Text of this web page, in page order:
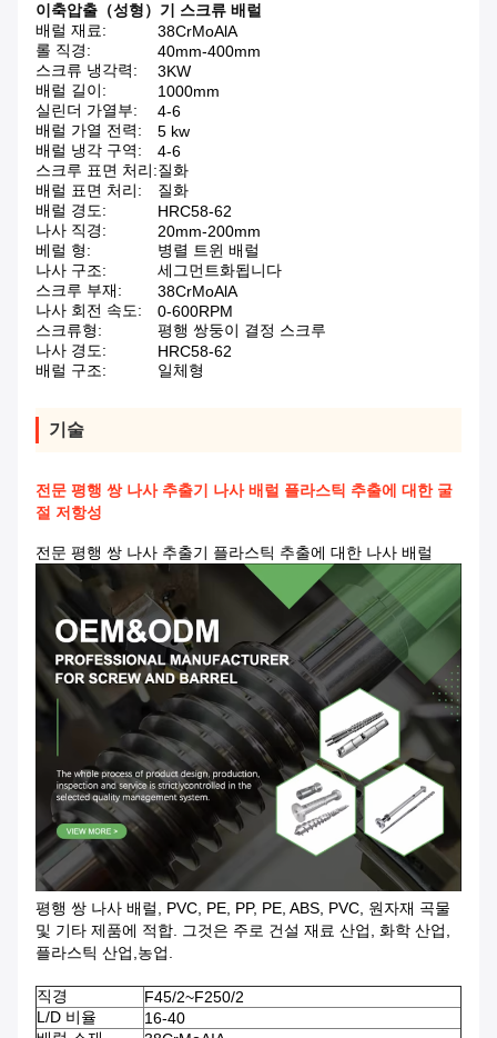
이축압출（성형）기 스크류 배럴
배럴 재료:
38CrMoAlA
롤 직경:
40mm-400mm
스크류 냉각력:
3KW
배럴 길이:
1000mm
실린더 가열부:
4-6
배럴 가열 전력:
5 kw
배럴 냉각 구역:
4-6
스크루 표면 처리:질화
배럴 표면 처리:
질화
배럴 경도:
HRC58-62
나사 직경:
20mm-200mm
베럴 형:
병렬 트윈 배럴
나사 구조:
세그먼트화됩니다
스크루 부재:
38CrMoAlA
나사 회전 속도:
0-600RPM
스크류형:
평행 쌍둥이 결정 스크루
나사 경도:
HRC58-62
배럴 구조:
일체형
기술
전문 평행 쌍 나사 추출기 나사 배럴 플라스틱 추출에 대한 굴
절 저항성
전문 평행 쌍 나사 추출기 플라스틱 추출에 대한 나사 배럴
평행 쌍 나사 배럴, PVC, PE, PP, PE, ABS, PVC, 원자재 곡물
및 기타 제품에 적합. 그것은 주로 건설 재료 산업, 화학 산업,
플라스틱 산업,농업.
직경
F45/2~F250/2
L/D 비율
16-40